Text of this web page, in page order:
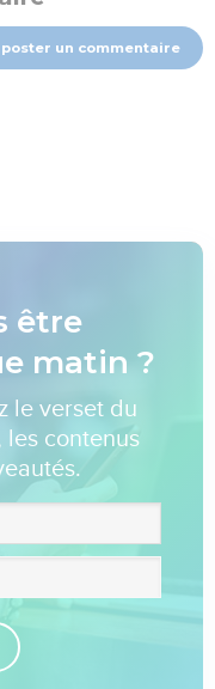
un commentaire
être
matin ?
le verset du
les contenus